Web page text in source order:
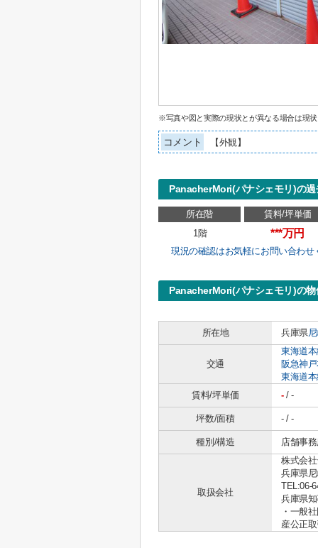
※写真や図と実際の現状とが異なる場合は現状
コメント 【外観】
PanacherMori(パナシェモリ)の
所在階 賃料/坪単価
1階
***万円
現況の確認はお気軽にお問い合わせ
PanacherMori(パナシェモリ)の物
所在地
兵庫県
交通
東海道本
阪急神
東海道本
賃料/坪単価
-/ -
坪数/面積 - / -
種別/構造 店舗事
取扱会社
株式会
兵庫県
TEL:06-
兵庫県
・一般
産公正